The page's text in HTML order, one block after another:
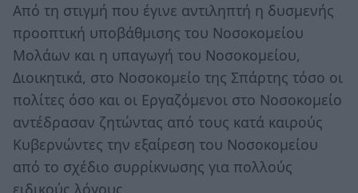
Από τη στιγμή που έγινε αντιληπτή η δυσμενής
προοπτική υποβάθμισης του Νοσοκομείου
Μολάων και η υπαγωγή του Νοσοκομείου,
Διοικητικά, στο Νοσοκομείο της Σπάρτης τόσο οι
πολίτες όσο και οι Εργαζόμενοι στο Νοσοκομείο
αντέδρασαν ζητώντας από τους κατά καιρούς
Κυβερνώντες την εξαίρεση του Νοσοκομείου
από το σχέδιο συρρίκνωσης για πολλούς